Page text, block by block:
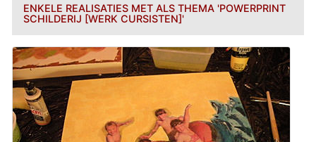
ENKELE REALISATIES MET ALS THEMA 'POWERPRINT
SCHILDERIJ [WERK CURSISTEN]'